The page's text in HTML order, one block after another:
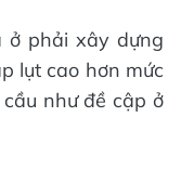
ở phải xây dựng
lụt cao hơn mức
như đề cập ở